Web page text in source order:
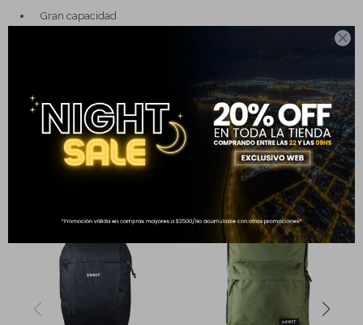

Gran capacidad
Capacidad: 2 lt
Completá tu compra